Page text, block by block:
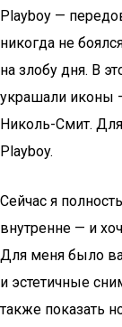
Playboy —
никогда не
на злобу дня. В
украшали иконы
Николь-Смит.
Playboy.
Сейчас я
внутренне — и
Для меня было
и эстетичные
также показать